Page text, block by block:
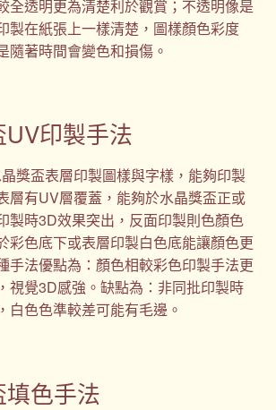
全透明更為清楚利於觀賞；不透明像是
製在紙張上一樣清楚，圖樣顏色彩度
隨著時間會變色和損傷。
印製手法
獎盃表層印製圖樣與字樣，能夠印製
層有UV層覆蓋，能夠於水晶獎盃正或
製時3D效果突出，反面印製則色顏色
彩色底下或表層印製白色底能讓顏色更
手法優點為：顏色相較彩色印製手法更
視覺3D感強。缺點為：非同批印製時
白色色準較差可能有毛邊。
色手法